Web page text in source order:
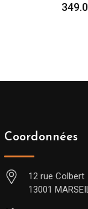
Coordonnées
12 rue Colbert
13001